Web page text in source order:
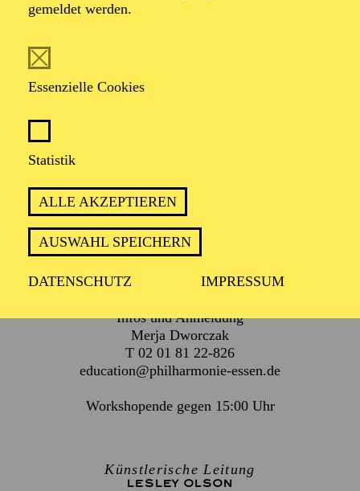
gemeldet werden.
Essenzielle Cookies
Statistik
ALLE AKZEPTIEREN
AUSWAHL SPEICHERN
DATENSCHUTZ IMPRESSUM
Freitag 23. Oktober 2026
Für Kinder und Jugendliche von 10 bis 14 Jahren
Infos und Anmeldung
Merja Dworczak
T 02 01 81 22-826
education@philharmonie-essen.de
Workshopende gegen 15:00 Uhr
Künstlerische Leitung
LESLEY OLSON